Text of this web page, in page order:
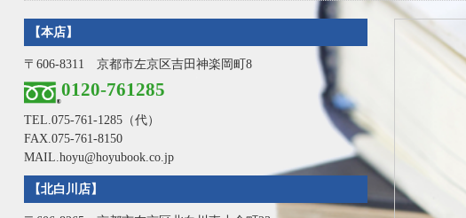
【本店】
〒606-8311 京都市左京区吉田神楽岡町8
0120-761285
TEL. 075-761-1285（代）
FAX.075-761-8150
MAIL.hoyu@hoyubook.co.jp
【北白川店】